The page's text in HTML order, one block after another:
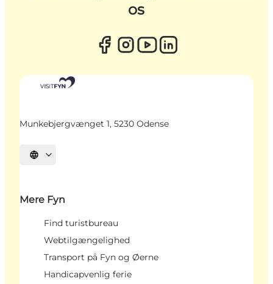
os
Munkebjergvænget 1, 5230 Odense
Vælg sprog
Mere Fyn
Find turistbureau
Webtilgængelighed
Transport på Fyn og Øerne
Handicapvenlig ferie